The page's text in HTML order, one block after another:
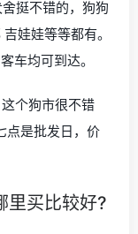
挺不错的，狗狗
娃娃等等都有。
车均可到达。
个狗市很不错
点是批发日，价
里买比较好?